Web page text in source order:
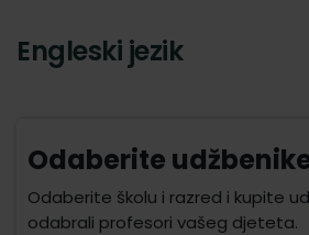
Engleski jezik
Odaberite
Odaberite školu i razred i kupite
odabrali profesori vašeg djeteta.